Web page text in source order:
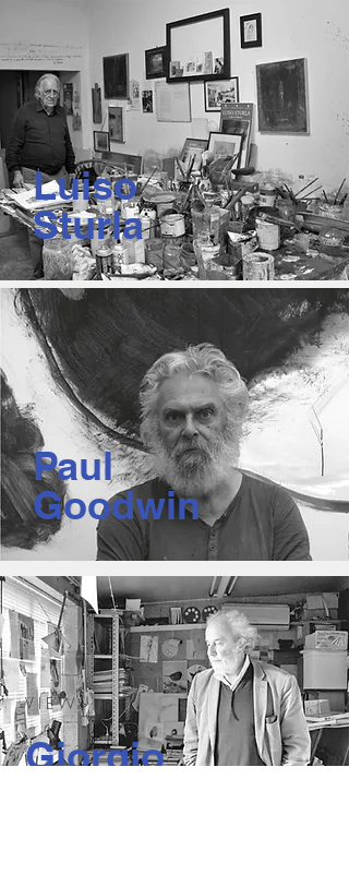
Luiso
Sturla
Paul
Goodwin
V I E W >
Giorgio